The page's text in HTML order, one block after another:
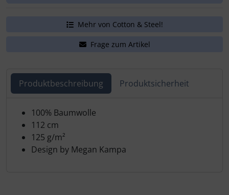
Mehr von Cotton & Steel!
Frage zum Artikel
Produktbeschreibung Produktsicherheit
Produktbeschreibung
100% Baumwolle
112 cm
125 g/m²
Design by Megan Kampa